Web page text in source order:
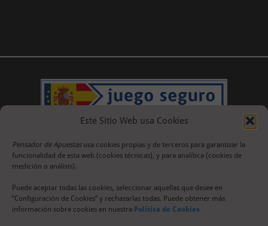
Este Sitio Web usa Cookies
Pensador de Apuestas usa cookies propias y de terceros para garantizar la
funcionalidad de esta web (cookies técnicas), y para analítica (cookies de
medición o análisis).
Puede aceptar todas las cookies, seleccionar aquellas que desee en
“Configuración de Cookies” y rechazarlas todas. Puede obtener más
información sobre cookies en nuestra Política de Cookies